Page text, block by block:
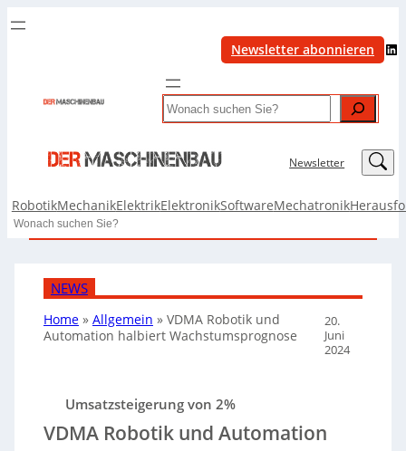
Newsletter abonnieren LinkedIn
Search
Newsletter LinkedIn
RobotikMechanikElektrikElektronikSoftwareMechatronik
Search
NEWS
Home» Allgemein » VDMA Robotik und
Automation halbiert Wachstumsprognose
20.
Juni
2024
Umsatzsteigerung von 2%
VDMA Robotik und Automation